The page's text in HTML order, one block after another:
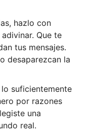
hazlo con
Que te
tus mensajes.
desaparezcan la
suficientemente
por razones
una
real.